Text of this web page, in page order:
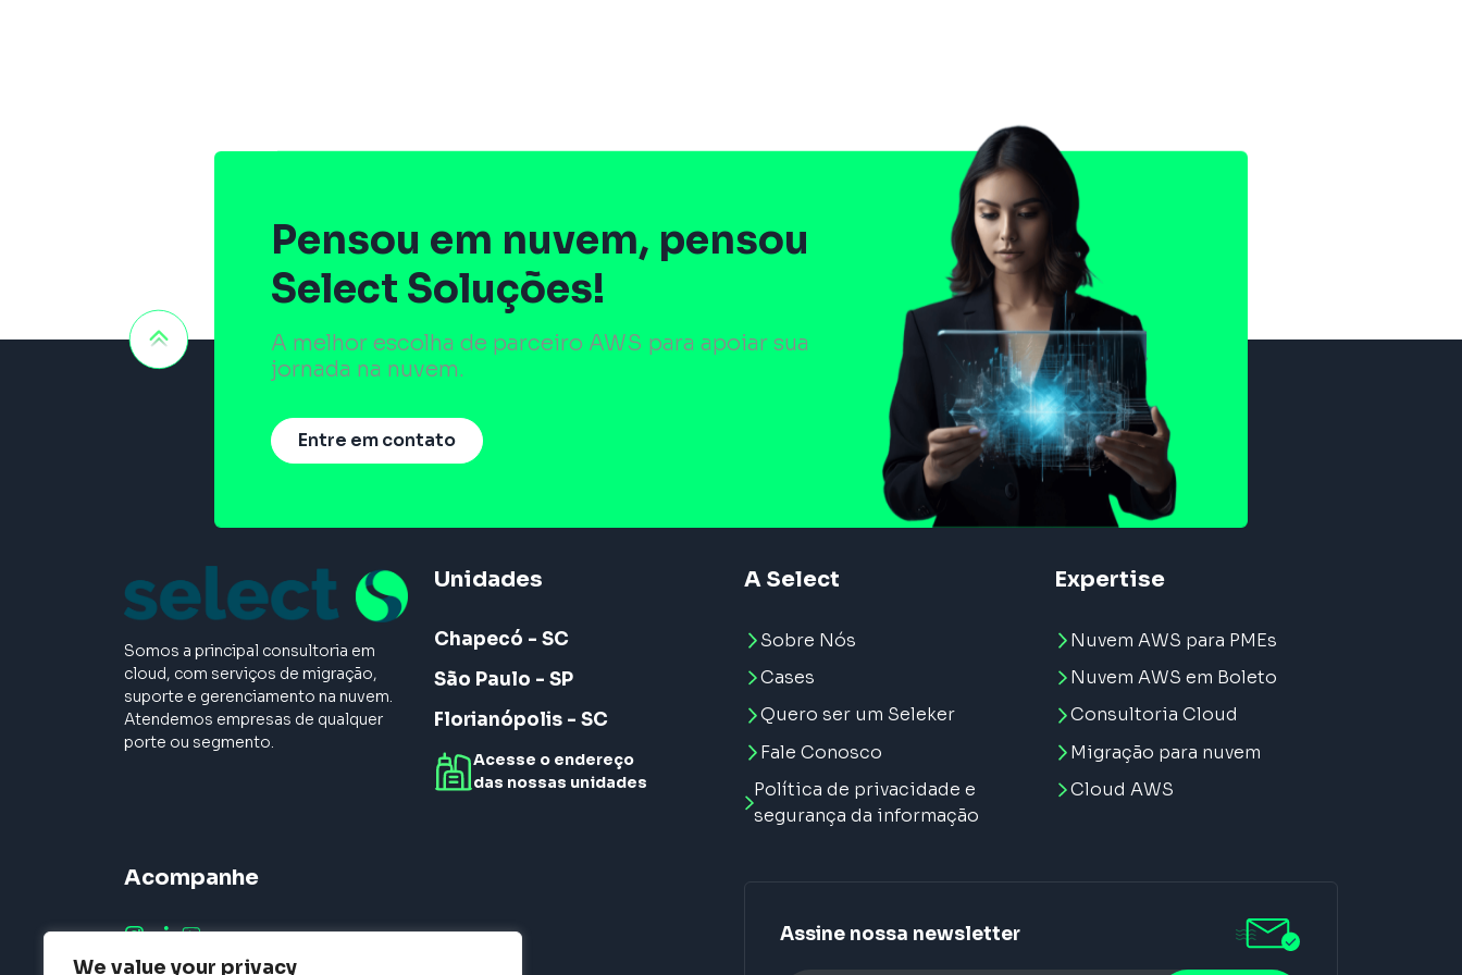
We value your privacy
Pensou em nuvem, pensou
Select Soluções!
A melhor escolha de parceiro AWS para apoiar sua
jornada na nuvem.
Entre em contato
Somos a principal consultoria em
cloud, com serviços de migração,
suporte e gerenciamento na nuvem.
Atendemos empresas de qualquer
porte ou segmento.
Unidades
Chapecó - SC
São Paulo - SP
Florianópolis - SC
Acesse o endereço
das nossas unidades
A Select
Sobre Nós
Cases
Quero ser um Seleker
Fale Conosco
Política de privacidade e
segurança da informação
Expertise
Nuvem AWS para PMEs
Nuvem AWS em Boleto
Consultoria Cloud
Migração para nuvem
Cloud AWS
Acompanhe
Assine nossa newsletter